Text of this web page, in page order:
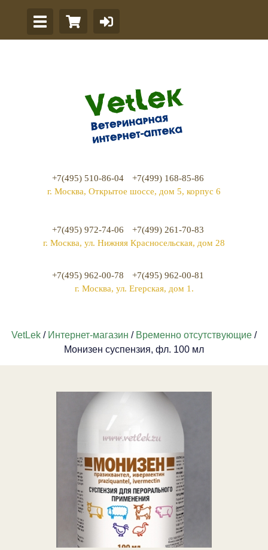
+7(495) 510-86-04
+7(499) 168-85-86
г. Москва, Открытое шоссе, дом 5, корпус 6
+7(495) 972-74-06
+7(499) 261-70-83
г. Москва, ул. Нижняя Красносельская, дом 28
+7(495) 962-00-78
+7(495) 962-00-81
г. Москва, ул. Егерская, дом 1.
VetLek / Интернет-магазин / Временно отсутствующие /
Монизен суспензия, фл. 100 мл